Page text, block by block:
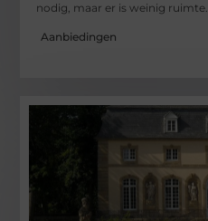
nodig, maar er is weinig ruimte.
Aanbiedingen